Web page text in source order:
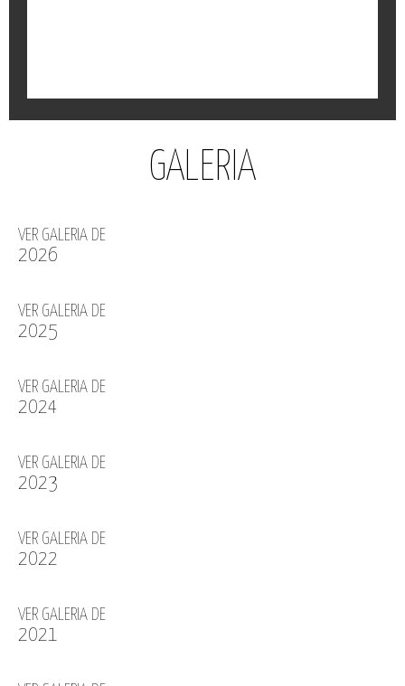
GALERIA
VER GALERIA DE
2026
VER GALERIA DE
2025
VER GALERIA DE
2024
VER GALERIA DE
2023
VER GALERIA DE
2022
VER GALERIA DE
2021